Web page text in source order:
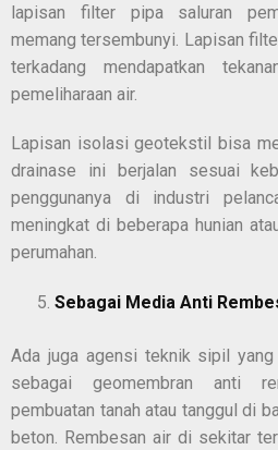
lapisan filter pipa saluran
memang tersembunyi. Lapisan
terkadang mendapatkan
pemeliharaan air.
Lapisan isolasi geotekstil bisa
drainase ini berjalan sesuai
penggunanya di industri
meningkat di beberapa hunian
perumahan.
Sebagai Media Anti
Ada juga agensi teknik sipil
sebagai geomembran anti
pembuatan tanah atau tanggul di
beton. Rembesan air di sekitar